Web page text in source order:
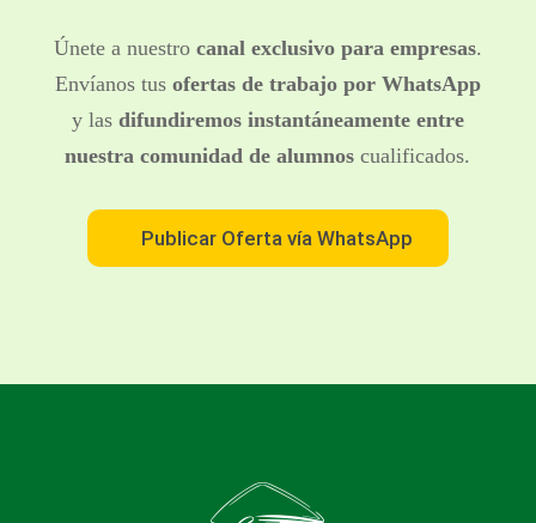
Únete a nuestro canal exclusivo para empresas.
Envíanos tus ofertas de trabajo por WhatsApp
y las difundiremos instantáneamente entre
nuestra comunidad de alumnos cualificados.
Publicar Oferta vía WhatsApp